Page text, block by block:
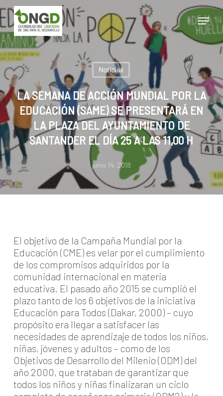
Skip
to
main
content
Menu
Noticias
LA SEMANA DE ACCIÓN MUNDIAL POR LA
EDUCACIÓN (SAME) SE PRESENTARÁ EN
LA PLAZA DEL AYUNTAMIENTO DE
SANTANDER EL DÍA 25 A LAS 11,00 H
junio 14, 2018
El objetivo de la Campaña Mundial por la
Educación (CME) es velar por el cumplimiento
de los compromisos adquiridos por la
comunidad internacional en materia
educativa. El pasado año 2015 se cumplió el
plazo tanto de los 6 objetivos de la iniciativa
Educación para Todos (Dakar, 2000) – cuyo
propósito era llegar a satisfacer las
necesidades de aprendizaje de todos los niños,
niñas, jóvenes y adultos – como de los
Objetivos de Desarrollo del Milenio (ODM) del
año 2000, que trataban de garantizar que
todos los niños y niñas finalizaran un ciclo
Close
Menu